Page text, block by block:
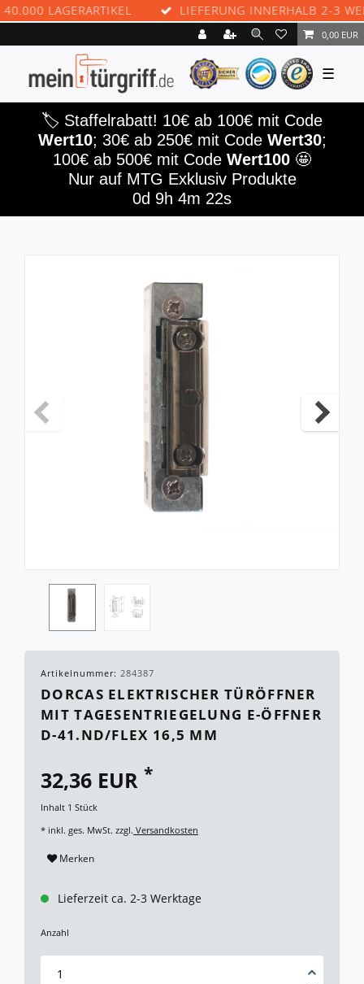
LAGERARTIKEL LIEFERUNG INNERHALB 2-3
0,00 EUR
☰
🏷️ Staffelrabatt! 10€ ab 100€ mit Code
Wert10; 30€ ab 250€ mit Code Wert30;
100€ ab 500€ mit Code Wert100 🤩
Nur auf MTG Exklusiv Produkte
0d 9h 4m 22s
Artikelnummer: 284387
DORCAS ELEKTRISCHER TÜRÖFFNER
MIT TAGESENTRIEGELUNG E-ÖFFNER
D-41.ND/FLEX 16,5 MM
32,36 EUR *
Inhalt 1 Stück
* inkl. ges. MwSt. zzgl. Versandkosten
Merken
Lieferzeit ca. 2-3 Werktage
Anzahl